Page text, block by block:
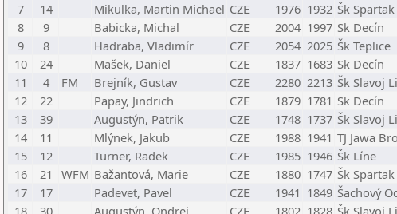
7
14 Mikulka, Martin Michael CZE 1976 1932 Šk
8
9 Babicka, Michal CZE 2004 1997 Sk Decín
9
8 Hadraba, Vladimír CZE 2054 2025 Šk Teplice
10
24 Mašek, Daniel CZE 1837 1683 Sk Decín
11
4 FM Brejník, Gustav CZE 2280 2213 Šk Slavoj
12
22 Papay, Jindrich CZE 1879 1781 Sk Decín
13
39 Augustýn, Patrik CZE 1748 1737 Šk Slavoj
14
11 Mlýnek, Jakub CZE 1988 1941 TJ Jawa
15
12 Turner, Radek CZE 1985 1946 Šk Líne
16
21 WFM Bažantová, Marie CZE 1880 1747 Šk
17
17 Padevet, Pavel CZE 1941 1849 Šachový
18
30 Augustýn, Ondrej CZE 1802 1828 Šk Slavoj